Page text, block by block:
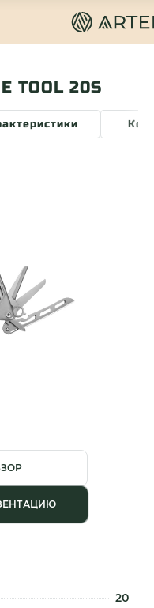
TOOL 20S
20